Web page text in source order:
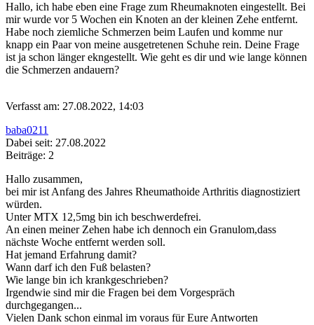
Hallo, ich habe eben eine Frage zum Rheumaknoten eingestellt. Bei
mir wurde vor 5 Wochen ein Knoten an der kleinen Zehe entfernt.
Habe noch ziemliche Schmerzen beim Laufen und komme nur
knapp ein Paar von meine ausgetretenen Schuhe rein. Deine Frage
ist ja schon länger ekngestellt. Wie geht es dir und wie lange können
die Schmerzen andauern?
Verfasst am: 27.08.2022, 14:03
baba0211
Dabei seit: 27.08.2022
Beiträge: 2
Hallo zusammen,
bei mir ist Anfang des Jahres Rheumathoide Arthritis diagnostiziert
würden.
Unter MTX 12,5mg bin ich beschwerdefrei.
An einen meiner Zehen habe ich dennoch ein Granulom,dass
nächste Woche entfernt werden soll.
Hat jemand Erfahrung damit?
Wann darf ich den Fuß belasten?
Wie lange bin ich krankgeschrieben?
Irgendwie sind mir die Fragen bei dem Vorgespräch
durchgegangen...
Vielen Dank schon einmal im voraus für Eure Antworten